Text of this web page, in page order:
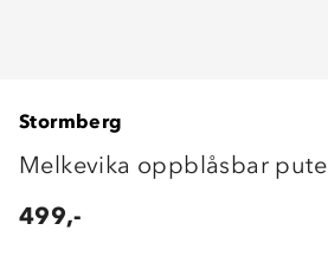
Stormberg
Melkevika oppblåsbar pute
499,-